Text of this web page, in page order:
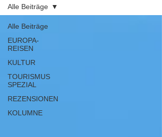
Alle Beiträge
EUROPA-
REISEN
KULTUR
TOURISMUS
SPEZIAL
REZENSIONEN
KOLUMNE
Alle Beiträge